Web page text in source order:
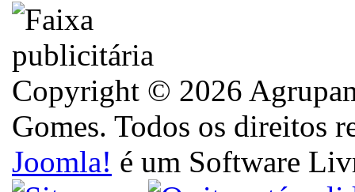
Copyright © 2026
Gomes. Todos os direitos
Joomla! é um Software